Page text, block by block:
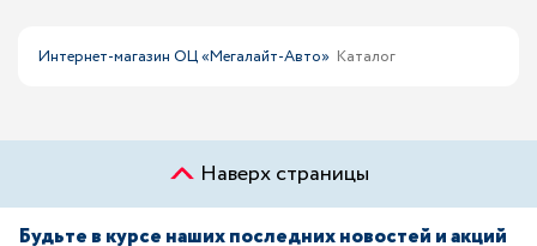
Интернет-магазин ОЦ «Мегалайт-Авто» Каталог
Наверх страницы
Будьте в курсе наших последних новостей и акций